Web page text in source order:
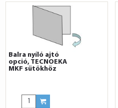
Balra nyíló ajtó
opció, TECNOEKA
MKF sütőkhöz